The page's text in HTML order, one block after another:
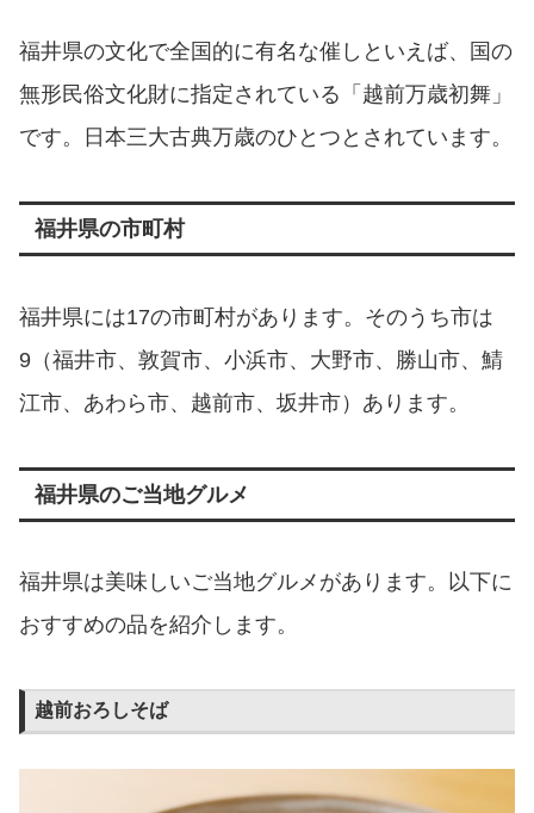
福井県の文化で全国的に有名な催しといえば、国の
無形民俗文化財に指定されている「越前万歳初舞」
です。日本三大古典万歳のひとつとされています。
福井県の市町村
福井県には17の市町村があります。そのうち市は
9（福井市、敦賀市、小浜市、大野市、勝山市、鯖
江市、あわら市、越前市、坂井市）あります。
福井県のご当地グルメ
福井県は美味しいご当地グルメがあります。以下に
おすすめの品を紹介します。
越前おろしそば